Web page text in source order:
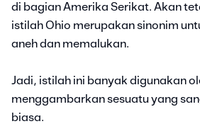
di bagian Amerika Serikat. Akan
istilah Ohio merupakan sinonim
aneh dan memalukan.
Jadi, istilah ini banyak digunakan
menggambarkan sesuatu yang
biasa.